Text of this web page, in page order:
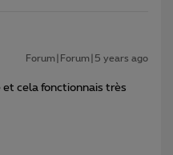
Forum|Forum|5 years ago
et cela fonctionnais très